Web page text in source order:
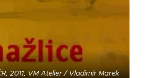
2011, VM Atelier / Vladimír Marek